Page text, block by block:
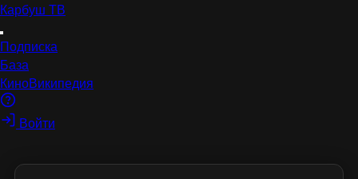
Карбуш ТВ
Подписка
База
КиноВикипедия
Войти